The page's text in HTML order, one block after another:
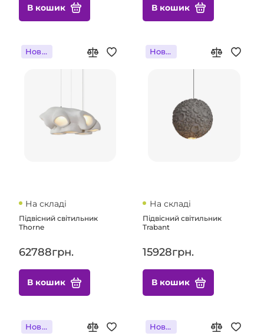
В кошик В кошик
Новинка
На складі
Підвісний світильник
Thorne
62788грн.
В кошик
Новинка
На складі
Підвісний світильник
Trabant
15928грн.
В кошик
Новинка Новинка